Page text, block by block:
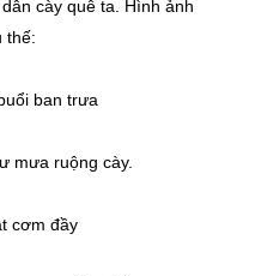
cày quê ta. Hình ảnh
thế:
ban trưa
mưa ruộng cày.
cơm đầy